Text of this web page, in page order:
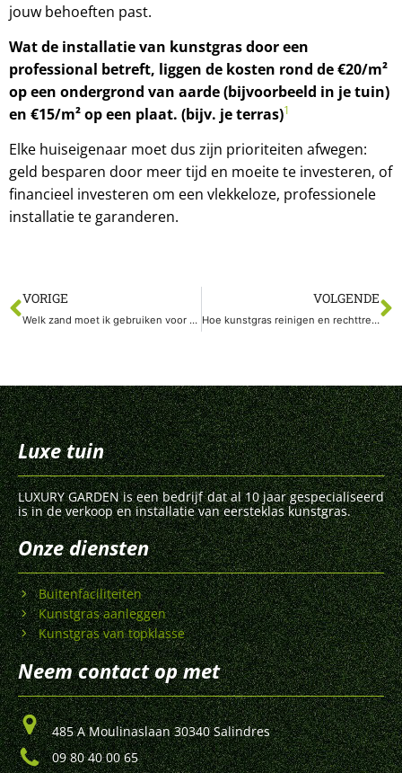
jouw behoeften past.
Wat de installatie van kunstgras door een
professional betreft, liggen de kosten rond de €20/m²
op een ondergrond van aarde (bijvoorbeeld in je tuin)
en €15/m² op een plaat. (bijv. je terras)1
Elke huiseigenaar moet dus zijn prioriteiten afwegen:
geld besparen door meer tijd en moeite te investeren, of
financieel investeren om een vlekkeloze, professionele
installatiete garanderen.
VORIGE
Welk zand moet ik gebruiken voor kunstgras?
VOLGENDE
Hoe kunstgras reinigen en rechttrekken
Luxe tuin
LUXURY GARDEN is een bedrijf dat al 10 jaar gespecialiseerd
is in de verkoop en installatie van eersteklas kunstgras.
Onze diensten
Buitenfaciliteiten
Kunstgras aanleggen
Kunstgras van topklasse
Neem contact op met
485 A Moulinaslaan 30340 Salindres
09 80 40 00 65